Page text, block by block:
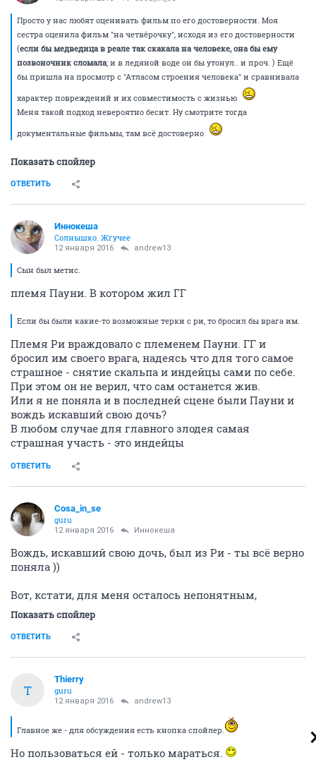
Просто у нас любят оценивать фильм по его достоверности. Моя
сестра оценила фильм "на четвёрочку", исходя из его достоверности
(если бы медведица в реале так скакала на человеке, она бы ему
позвоночник сломала; и в ледяной воде он бы утонул.. и проч. ) Ещё
бы пришла на просмотр с "Атласом строения человека" и сравнивала
характер повреждений и их совместимость с жизнью
Меня такой подход невероятно бесит. Ну смотрите тогда
документальные фильмы, там всё достоверно
Показать спойлер
ОТВЕТИТЬ
Иннокеша
Солнышко. Жгучее
12 января 2016 andrew13
Сын был метис.
племя Пауни. В котором жил ГГ
Если бы были какие-то возможные терки с ри, то бросил бы врага им.
Племя Ри враждовало с племенем Пауни. ГГ и
бросил им своего врага, надеясь что для того самое
страшное - снятие скальпа и индейцы сами по себе.
При этом он не верил, что сам останется жив.
Или я не поняла и в последней сцене были Пауни и
вождь искавший свою дочь?
В любом случае для главного злодея самая
страшная участь - это индейцы
ОТВЕТИТЬ
Cosa_in_se
guru
12 января 2016 Иннокеша
Вождь, искавший свою дочь, был из Ри - ты всё верно
поняла ))
Вот, кстати, для меня осталось непонятным,
Показать спойлер
ОТВЕТИТЬ
T
Thierry
guru
12 января 2016 andrew13
Главное же - для обсуждения есть кнопка спойлер.
Но пользоваться ей - только мараться.